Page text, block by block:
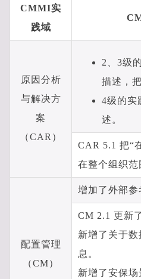
CMMI实
践域
原因分析
与解决方
案
（CAR）
2、3级
描述，
4级的实
述。
CAR 5.1 把“
在整个组织范
配置管理
（CM）
增加了外部参
CM 2.1 更新
新增了关于
息。
新增了安保场